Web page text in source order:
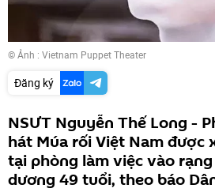
© Ảnh : Vietnam Puppet Theater
Đăng ký
NSƯT Nguyễn Thế Long -
hát Múa rối Việt Nam được
tại phòng làm việc vào
dương 49 tuổi, theo báo